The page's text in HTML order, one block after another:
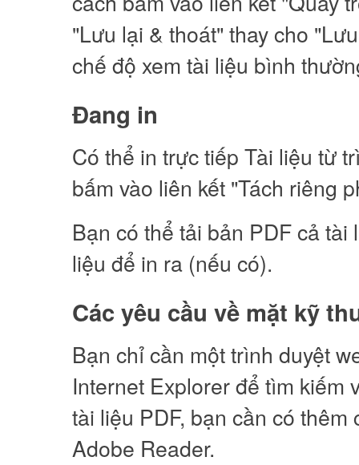
"Lưu lại & thoát" thay cho
chế độ xem tài liệu bình
Đang in
Có thể in trực tiếp Tài liệu từ
bấm vào liên kết "Tách riêng
Bạn có thể tải bản PDF cả
liệu để in ra (nếu có).
Các yêu cầu về mặt kỹ
Bạn chỉ cần một trình duyệt
Internet Explorer để tìm kiếm
tài liệu PDF, bạn cần có
Adobe Reader.